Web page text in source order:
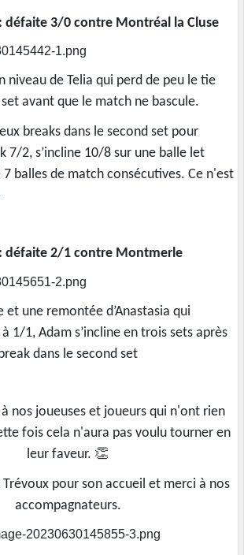
défaite 3/0 contre Montréal la Cluse
niveau de Telia qui perd de peu le tie
avant que le match ne bascule.
breaks dans le second set pour
7/2, s’incline 10/8 sur une balle let
balles de match consécutives. Ce n'est
: défaite 2/1 contre Montmerle
et une remontée d’Anastasia qui
1/1, Adam s’incline en trois sets après
dans le second set
nos joueuses et joueurs qui n'ont rien
fois cela n'aura pas voulu tourner en
leur faveur. 👏
pour son accueil et merci à nos
accompagnateurs.